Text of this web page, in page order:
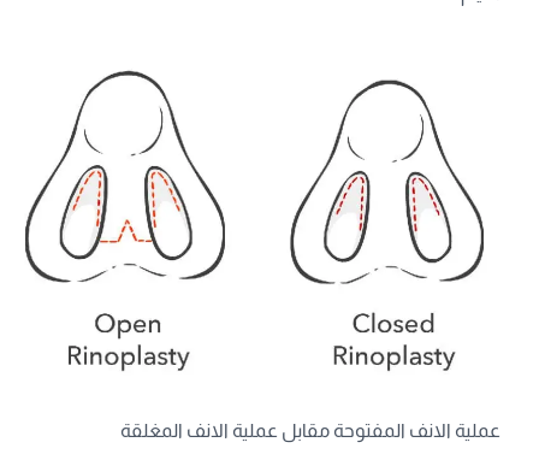
عملية الانف المفتوحة مقابل عملية الانف المغلقة